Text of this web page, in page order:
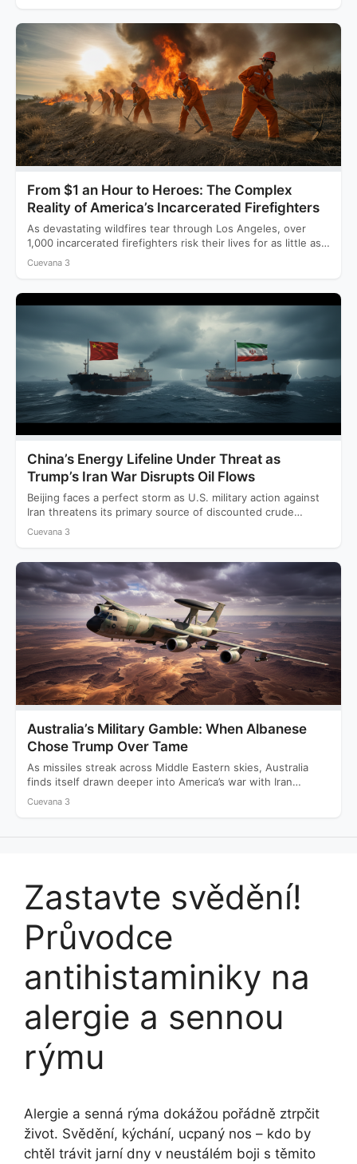
From $1 an Hour to Heroes: The Complex
Reality of America’s Incarcerated Firefighters
As devastating wildfires tear through Los Angeles, over
1,000 incarcerated firefighters risk their lives for as little as…
Cuevana 3
China’s Energy Lifeline Under Threat as
Trump’s Iran War Disrupts Oil Flows
Beijing faces a perfect storm as U.S. military action against
Iran threatens its primary source of discounted crude…
Cuevana 3
Australia’s Military Gamble: When Albanese
Chose Trump Over Tame
As missiles streak across Middle Eastern skies, Australia
finds itself drawn deeper into America’s war with Iran
while…
Cuevana 3
Zastavte svědění!
Průvodce
antihistaminiky na
alergie a sennou
rýmu
Alergie a senná rýma dokážou pořádně ztrpčit
život. Svědění, kýchání, ucpaný nos – kdo by
chtěl trávit jarní dny v neustálém boji s těmito